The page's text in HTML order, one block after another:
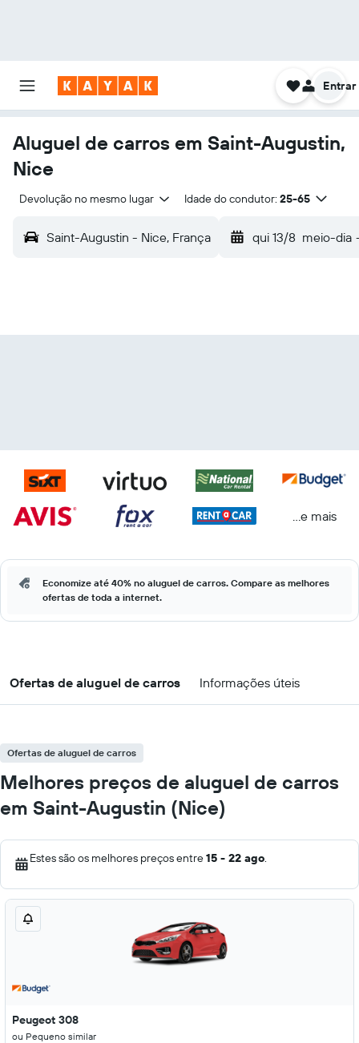
Entrar
Aluguel de carros em Saint-Augustin,
Nice
Devolução no mesmo lugar Idade do condutor: 25-65
Saint-Augustin - Nice, França qui 13/8 meio-dia
...e mais
Economize até 40% no aluguel de carros. Compare as melhores
ofertas de toda a internet.
Ofertas de aluguel de carros Informações úteis
Ofertas de aluguel de carros
Melhores preços de aluguel de carros
em Saint-Augustin (Nice)
Estes são os melhores preços entre15 - 22 ago.
Peugeot 308
ou Pequeno similar